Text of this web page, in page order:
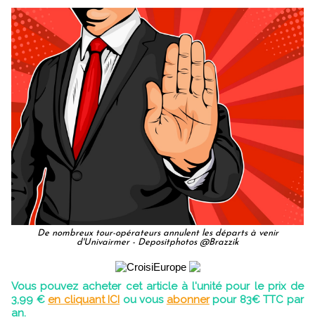
De nombreux tour-opérateurs annulent les départs à venir
d'Univairmer - Depositphotos @Brazzik
Vous pouvez acheter cet article à l'unité pour le prix de
3,99 € en cliquant ICI ou vous abonner pour 83€ TTC par
an.